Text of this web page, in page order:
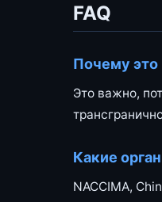
FAQ
Почему это
Это важно,
Какие
NACCIMA,